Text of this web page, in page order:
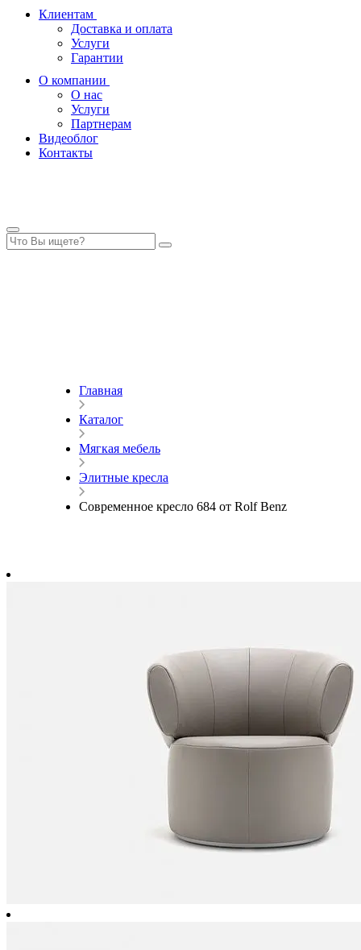
Клиентам
Доставка и оплата
Услуги
Гарантии
О компании
О нас
Услуги
Партнерам
Видеоблог
Контакты
Главная
Каталог
Мягкая мебель
Элитные кресла
Современное кресло 684 от Rolf Benz